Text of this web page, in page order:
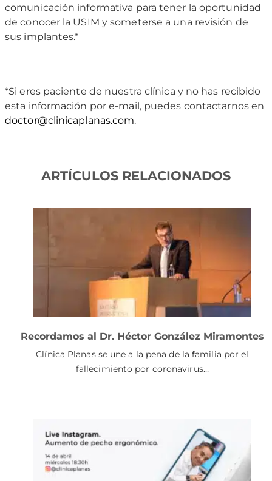
comunicación informativa para tener la oportunidad
de conocer la USIM y someterse a una revisión de
sus implantes.*
*Si eres paciente de nuestra clínica y no has recibido
esta información por e-mail, puedes contactarnos en
doctor@clinicaplanas.com.
ARTÍCULOS RELACIONADOS
Recordamos al Dr. Héctor González Miramontes
Clínica Planas se une a la pena de la familia por el
fallecimiento por coronavirus…